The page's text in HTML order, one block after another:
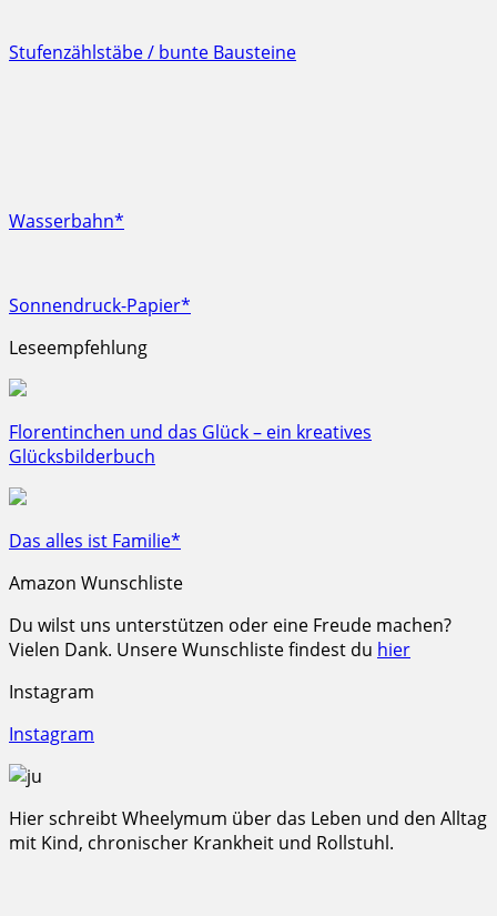
Stufenzählstäbe / bunte Bausteine
Wasserbahn*
Sonnendruck-Papier*
Leseempfehlung
Florentinchen und das Glück – ein kreatives
Glücksbilderbuch
Das alles ist Familie*
Amazon Wunschliste
Du wilst uns unterstützen oder eine Freude machen?
Vielen Dank. Unsere Wunschliste findest du hier
Instagram
Instagram
Hier schreibt Wheelymum über das Leben und den Alltag
mit Kind, chronischer Krankheit und Rollstuhl.